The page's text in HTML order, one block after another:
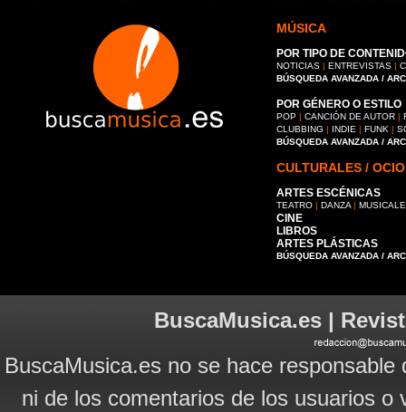
MÚSICA
POR TIPO DE
NOTICIAS | ENTREVISTAS |
BÚSQUEDA AVANZADA /
POR GÉNERO O ESTILO
POP | CANCIÓN DE AUTOR |
CLUBBING | INDIE | FUNK |
BÚSQUEDA AVANZADA /
CULTURALES / OCIO
ARTES ESCÉNICAS
TEATRO | DANZA |
CINE
LIBROS
ARTES PLÁSTICAS
BÚSQUEDA AVANZADA /
BuscaMusica.es |
BuscaMusica.es no se hace
ni de los comentarios de los usuarios